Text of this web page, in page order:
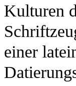
Kulturen
einer